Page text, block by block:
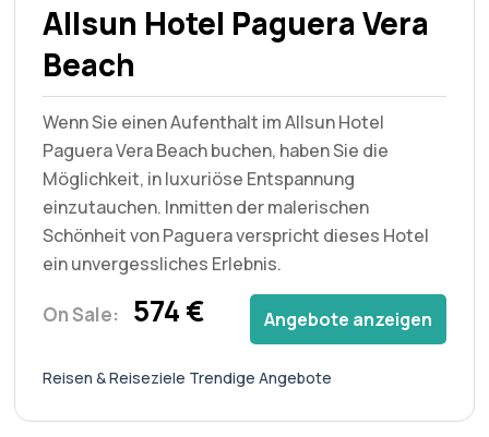
Allsun Hotel Paguera Vera
Beach
Wenn Sie einen Aufenthalt im Allsun Hotel
Paguera Vera Beach buchen, haben Sie die
Möglichkeit, in luxuriöse Entspannung
einzutauchen. Inmitten der malerischen
Schönheit von Paguera verspricht dieses Hotel
ein unvergessliches Erlebnis.
On Sale: 574 € Angebote anzeigen
Reisen & Reiseziele Trendige Angebote